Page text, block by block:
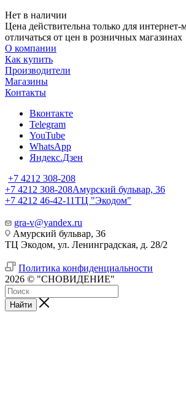
Нет в наличии
Цена действительна только для
отличаться от цен в розничных магазинах
О компании
Как купить
Производители
Магазины
Контакты
Вконтакте
Telegram
YouTube
WhatsApp
Яндекс.Дзен
+7 4212 308-208
+7 4212 308-208Амурский бульвар, 36
+7 4212 46-42-11ТЦ "Экодом"
gra-v@yandex.ru
Амурский бульвар, 36
ТЦ Экодом, ул. Ленинградская, д. 28/2
Политика конфиденциальности
2026 © "СНОВИДЕНИЕ"
Найти